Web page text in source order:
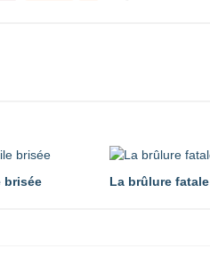
brisée La brûlure fatale